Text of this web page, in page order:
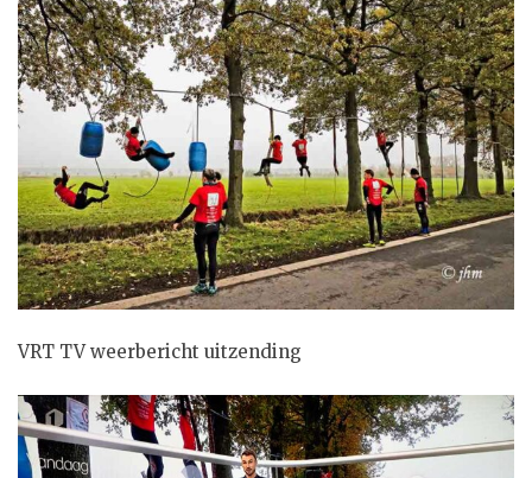
VRT TV weerbericht uitzending